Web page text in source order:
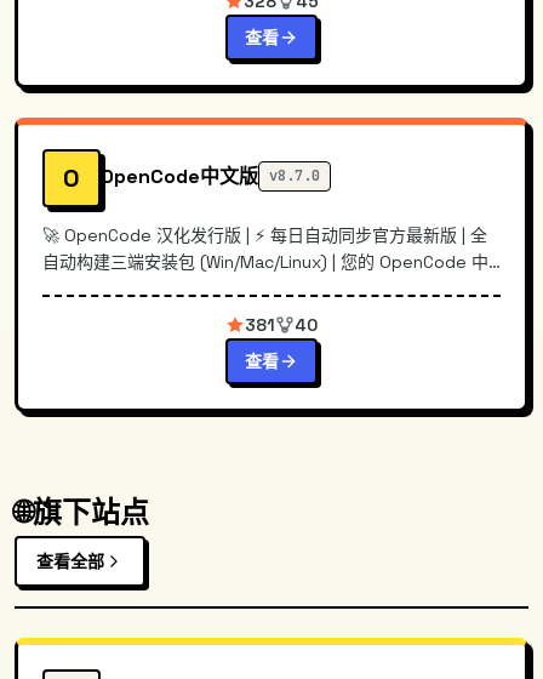
查看
O OpenCode中文版 v8.7.0
🚀 OpenCode 汉化发行版 | ⚡️ 每日自动同步官方最新版 | 全
自动构建三端安装包 (Win/Mac/Linux) | 您的 OpenCode 中
381
40
查看
🌐旗下站点
查看全部